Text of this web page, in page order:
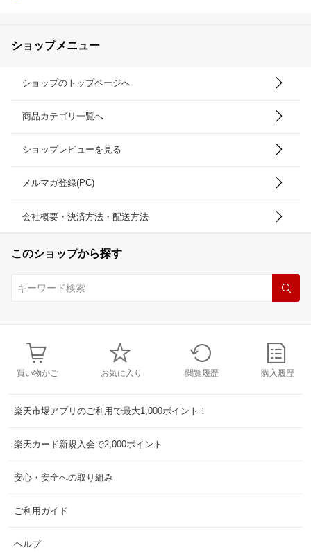
ショップメニュー
ショップのトップページへ
商品カテゴリ一覧へ
ショップレビューを見る
メルマガ登録(PC)
会社概要・決済方法・配送方法
このショップから探す
買い物かご お気に入り 閲覧履歴 購入履歴
楽天市場アプリのご利用で最大1,000ポイント！
楽天カード新規入会で2,000ポイント
安心・安全への取り組み
ご利用ガイド
ヘルプ